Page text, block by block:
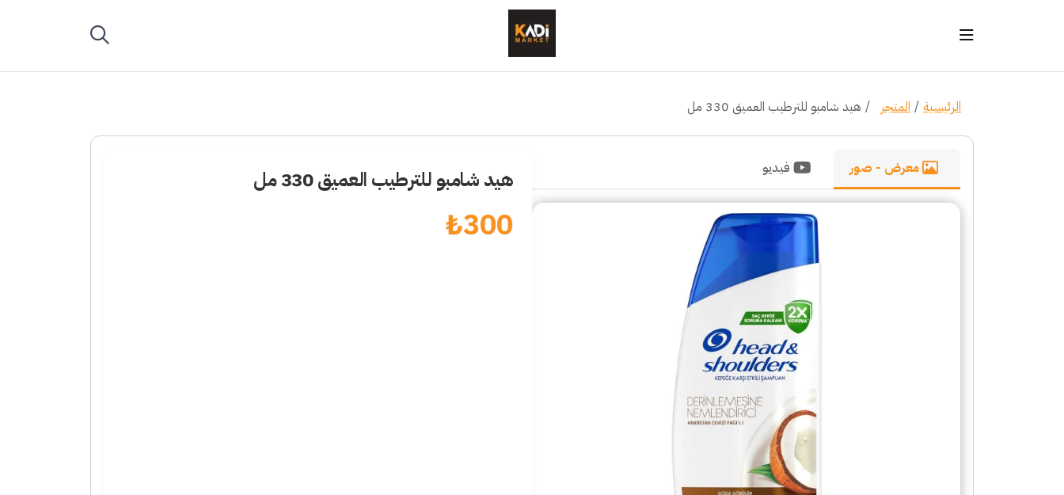
الرئيسية المتجر هيد شامبو للترطيب العميق 330 مل
معرض - صور فيديو هيد شامبو للترطيب العميق 330 مل
300
₺